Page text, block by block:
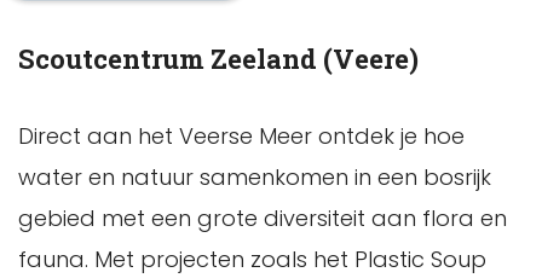
Scoutcentrum Zeeland (Veere)
Direct aan het Veerse Meer ontdek je hoe
water en natuur samenkomen in een bosrijk
gebied met een grote diversiteit aan flora en
fauna. Met projecten zoals het Plastic Soup